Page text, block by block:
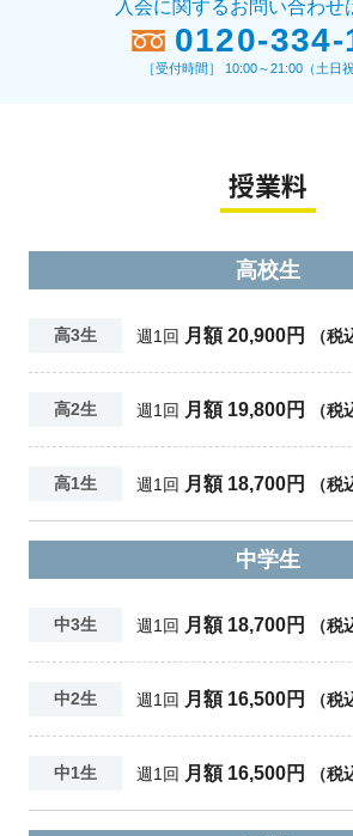
入会に関するお問い合わせ
0120-334-
［受付時間］ 10:00～21:00（土日祝
授業料
高校生
高3生 週1回 月額 20,900円 （税
高2生 週1回 月額 19,800円 （税
高1生 週1回 月額 18,700円 （税
中学生
中3生 週1回 月額 18,700円 （税
中2生 週1回 月額 16,500円 （税
中1生 週1回 月額 16,500円 （税